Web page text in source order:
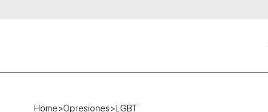
Home>Opresiones>LGBT